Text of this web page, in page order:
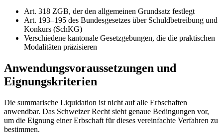
Art. 318 ZGB, der den allgemeinen Grundsatz festlegt
Art. 193–195 des Bundesgesetzes über Schuldbetreibung und
Konkurs (SchKG)
Verschiedene kantonale Gesetzgebungen, die die praktischen
Modalitäten präzisieren
Anwendungsvoraussetzungen und
Eignungskriterien
Die summarische Liquidation ist nicht auf alle Erbschaften
anwendbar. Das Schweizer Recht sieht genaue Bedingungen vor,
um die Eignung einer Erbschaft für dieses vereinfachte Verfahren zu
bestimmen.